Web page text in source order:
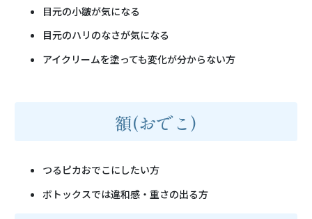
目元の小皺が気になる
目元のハリのなさが気になる
アイクリームを塗っても変化が分からない方
額(おでこ)
つるピカおでこにしたい方
ボトックスでは違和感・重さの出る方